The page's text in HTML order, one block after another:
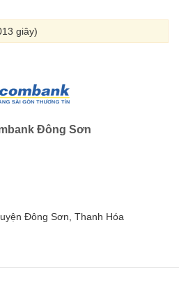
giây)
Đông Sơn
Đông Sơn, Thanh Hóa